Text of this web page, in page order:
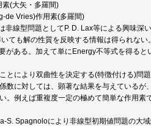
(大矢・多羅間)
de Vries)作用素(多羅間)
線型問題としてP. D. Lax等による興味深
ても解の性質を反映する情報は得られな
がある。加えて単にEnergy不等式を得る
とにより双曲性を決定する(特徴付ける)問
数に対しては、顕著な結果を与えている
。例えば重複度一定の極めて簡単な作用
S. Spagnoloにより非線型初期値問題の大